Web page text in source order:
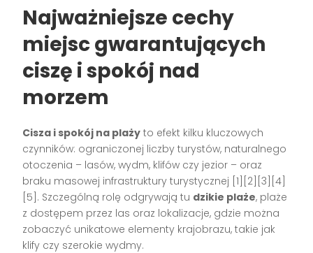
Najważniejsze cechy
miejsc gwarantujących
ciszę i spokój nad
morzem
Cisza i spokój na plaży to efekt kilku kluczowych
czynników: ograniczonej liczby turystów, naturalnego
otoczenia – lasów, wydm, klifów czy jezior – oraz
braku masowej infrastruktury turystycznej [1][2][3][4]
[5]. Szczególną rolę odgrywają tu dzikie plaże, plaże
z dostępem przez las oraz lokalizacje, gdzie można
zobaczyć unikatowe elementy krajobrazu, takie jak
klify czy szerokie wydmy.